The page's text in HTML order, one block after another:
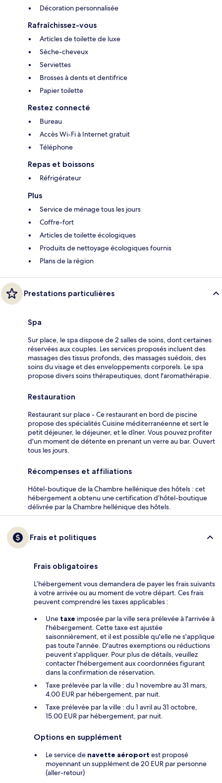
Décoration personnalisée
Rafraîchissez-vous
Articles de toilette de luxe
Sèche-cheveux
Serviettes
Brosses à dents et dentifrice
Papier toilette
Restez connecté
Bureau
Accès Wi-Fi à Internet gratuit
Téléphone
Repas et boissons
Réfrigérateur
Plus
Service de ménage tous les jours
Coffre-fort
Articles de toilette écologiques
Produits de nettoyage écologiques fournis
Plans de la région
Prestations particulières
Spa
Sur place, le spa dispose de 2 salles de soins, dont certaines
réservées aux couples. Les services proposés incluent des
massages des tissus profonds, des massages suédois, des
soins du visage et des enveloppements corporels. Le spa
propose divers soins thérapeutiques, dont l'aromathérapie.
Restauration
Restaurant sur place - Ce restaurant en bord de piscine
propose des spécialités Cuisine méditerranéenne et sert le
petit déjeuner, le déjeuner, et le dîner. Vous pouvez profiter
d'un moment de détente en prenant un verre au bar. Ouvert
tous les jours.
Récompenses et affiliations
Hôtel-boutique de la Chambre hellénique des hôtels : cet
hébergement a obtenu une certification d’hôtel-boutique
délivrée par la Chambre hellénique des hôtels.
Frais et politiques
Frais obligatoires
L’hébergement vous demandera de payer les frais suivants
à votre arrivée ou au moment de votre départ. Ces frais
peuvent comprendre les taxes applicables :
Une taxe imposée par la ville sera prélevée à l'arrivée à
l'hébergement. Cette taxe est ajustée
saisonnièrement, et il est possible qu'elle ne s'applique
pas toute l'année. D'autres exemptions ou réductions
peuvent s'appliquer. Pour plus de détails, veuillez
contacter l'hébergement aux coordonnées figurant
dans la confirmation de réservation.
Taxe prélevée par la ville : du 1 novembre au 31 mars,
4.00 EUR par hébergement, par nuit.
Taxe prélevée par la ville : du 1 avril au 31 octobre,
15.00 EUR par hébergement, par nuit.
Options en supplément
Le service de navette aéroport est proposé
moyennant un supplément de 20 EUR par personne
(aller-retour)